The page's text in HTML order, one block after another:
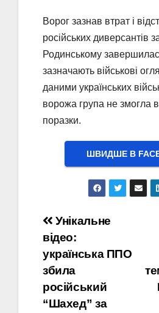
Ворог зазнав втрат і
російських диверсантів
Родинському
зазначають військові
даними українських
ворожа група не змогла
поразки.
ШВИДШЕ В
Навігація
записів
Унікальне
відео:
українська ППО
збила
російський
“Шахед” за